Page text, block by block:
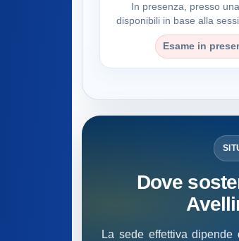
In presenza, presso
disponibili in base alla
Esame in
Dove
La sede effettiva